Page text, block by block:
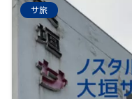
サ旅